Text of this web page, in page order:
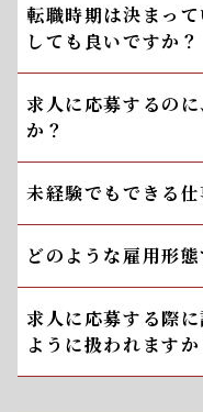
転職時期は決まっ
しても良いですか？
求人に応募するの
か？
未経験でもできる
どのような雇用形態
求人に応募する際
ように扱われますか